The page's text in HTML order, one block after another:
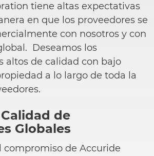
tiene altas expectativas
en que los proveedores se
con nosotros y con
Deseamos los
altos de calidad con bajo
a lo largo de toda la
de
Globales
compromiso de Accuride